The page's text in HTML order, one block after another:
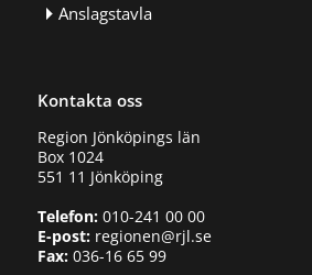
Anslagstavla
Kontakta oss
Region Jönköpings län
Box 1024
551 11 Jönköping
Telefon:010-241 00 00
E-post:regionen@rjl.se
Fax: 036-16 65 99